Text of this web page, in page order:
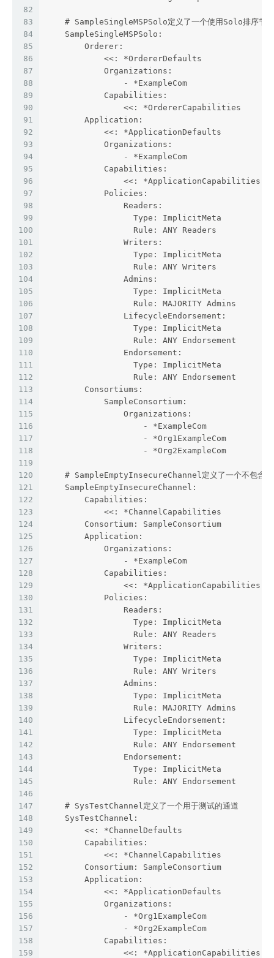
82
83
84
85
86
87
88
89
90
91
92
93
94
95
96
97
98
99
100
101
102
103
104
105
106
107
108
109
110
111
112
113
114
115
116
117
118
119
120
121
122
123
124
125
126
127
128
129
130
131
132
133
134
135
136
137
138
139
140
141
142
143
144
145
146
147
148
149
150
151
152
153
154
155
156
157
158
159
# SampleSingleMSPSolo定义了一个使用Solo排序节点
    SampleSingleMSPSolo:
        Orderer:
            <<: *OrdererDefaults
            Organizations:
                - *ExampleCom
            Capabilities:
                <<: *OrdererCapabilities
        Application:
            <<: *ApplicationDefaults
            Organizations:
                - *ExampleCom
            Capabilities:
                <<: *ApplicationCapabilities
            Policies:
                Readers:
                  Type: ImplicitMeta
                  Rule: ANY Readers
                Writers:
                  Type: ImplicitMeta
                  Rule: ANY Writers
                Admins:
                  Type: ImplicitMeta
                  Rule: MAJORITY Admins
                LifecycleEndorsement:
                  Type: ImplicitMeta
                  Rule: ANY Endorsement
                Endorsement:
                  Type: ImplicitMeta
                  Rule: ANY Endorsement
        Consortiums:
            SampleConsortium:
                Organizations:
                    - *ExampleCom
                    - *Org1ExampleCom
                    - *Org2ExampleCom
# SampleEmptyInsecureChannel定义了一个不包含成
    SampleEmptyInsecureChannel:
        Capabilities:
            <<: *ChannelCapabilities
        Consortium: SampleConsortium
        Application:
            Organizations:
                - *ExampleCom
            Capabilities:
                <<: *ApplicationCapabilities
            Policies:
                Readers:
                  Type: ImplicitMeta
                  Rule: ANY Readers
                Writers:
                  Type: ImplicitMeta
                  Rule: ANY Writers
                Admins:
                  Type: ImplicitMeta
                  Rule: MAJORITY Admins
                LifecycleEndorsement:
                  Type: ImplicitMeta
                  Rule: ANY Endorsement
                Endorsement:
                  Type: ImplicitMeta
                  Rule: ANY Endorsement
    # SysTestChannel定义了一个用于测试的通道
    SysTestChannel:
        <<: *ChannelDefaults
        Capabilities:
            <<: *ChannelCapabilities
        Consortium: SampleConsortium
        Application:
            <<: *ApplicationDefaults
            Organizations:
                - *Org1ExampleCom
                - *Org2ExampleCom
            Capabilities:
                <<: *ApplicationCapabilities